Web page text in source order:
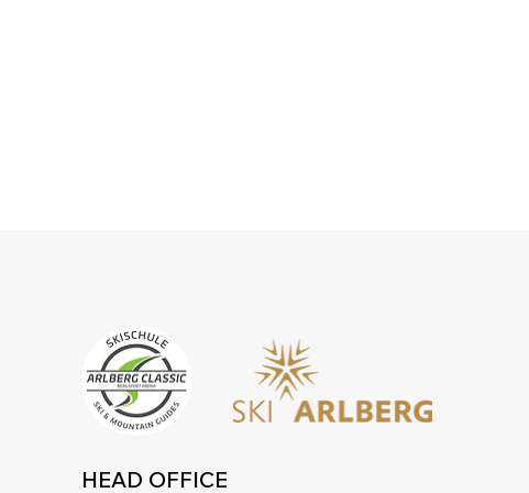
HEAD OFFICE